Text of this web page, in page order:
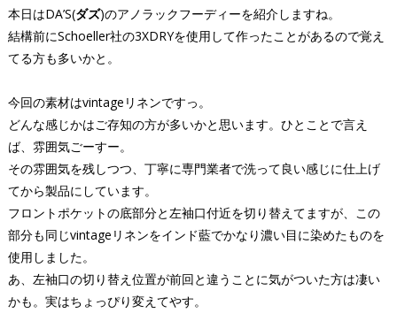
本日はDA’S(ダズ)のアノラックフーディーを紹介しますね。
結構前にSchoeller社の3XDRYを使用して作ったことがあるので覚え
てる方も多いかと。
今回の素材はvintageリネンですっ。
どんな感じかはご存知の方が多いかと思います。ひとことで言え
ば、雰囲気ごーすー。
その雰囲気を残しつつ、丁寧に専門業者で洗って良い感じに仕上げ
てから製品にしています。
フロントポケットの底部分と左袖口付近を切り替えてますが、この
部分も同じvintageリネンをインド藍でかなり濃い目に染めたものを
使用しました。
あ、左袖口の切り替え位置が前回と違うことに気がついた方は凄い
かも。実はちょっぴり変えてやす。